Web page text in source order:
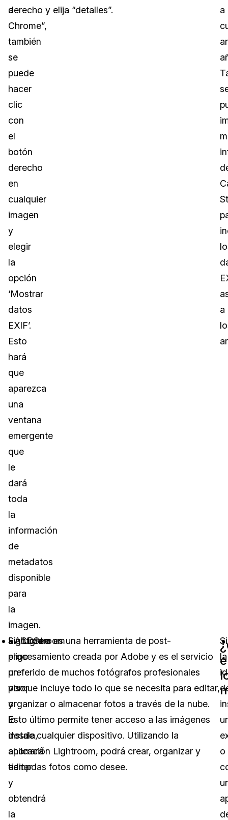
a
Chrome”,
también
se
puede
hacer
clic
con
el
botón
derecho
en
cualquier
imagen
y
elegir
la
opción
‘Mostrar
datos
EXIF’.
Esto
hará
que
aparezca
una
ventana
emergente
que
le
dará
toda
la
información
de
metadatos
disponible
para
la
imagen.
derecho y elija “detalles”.
a
a
ACDSee
Si
elige
un
visor
y
lo
instala,
ahorrará
tiempo
y
obtendrá
la
Lightroom
Lightroom es una herramienta de post-
procesamiento creada por Adobe y es el servicio
preferido de muchos fotógrafos profesionales
porque incluye todo lo que se necesita para editar,
organizar o almacenar fotos a través de la nube.
Esto último permite tener acceso a las imágenes
desde cualquier dispositivo. Utilizando la
aplicación Lightroom, podrá crear, organizar y
editar las fotos como desee.
Si
la
o